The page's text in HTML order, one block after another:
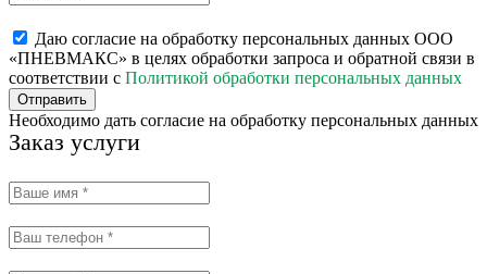
Даю согласие на обработку персональных данных ООО
«ПНЕВМАКС» в целях обработки запроса и обратной связи в
соответствии с Политикой обработки персональных данных
Отправить
Необходимо дать согласие на обработку персональных данных
Заказ услуги